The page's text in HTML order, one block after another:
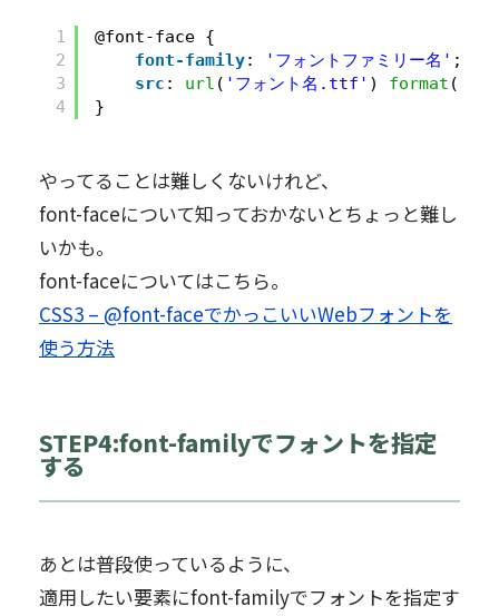
1
2
3
4
@font-face {
font-family: 'フォントファミリー名' ;
src : url ( 'フォント名.ttf' ) format (
}
やってることは難しくないけれど、
font-faceについて知っておかないとちょっと難し
いかも。
font-faceについてはこちら。
CSS3 – @font-faceでかっこいいWebフォントを
使う方法
STEP4:font-familyでフォントを指定
する
あとは普段使っているように、
適用したい要素にfont-familyでフォントを指定す